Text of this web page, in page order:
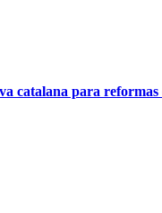
catalana para reformas